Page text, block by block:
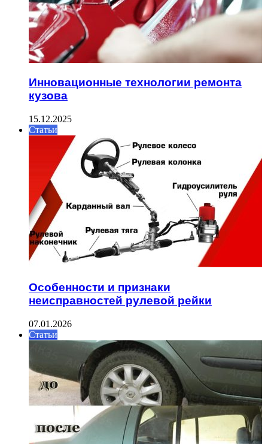
Инновационные технологии ремонта
кузова
15.12.2025
Статьи
Особенности и признаки
неисправностей рулевой рейки
07.01.2026
Статьи